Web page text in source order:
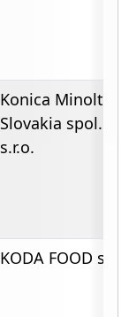
Konica Minolta
Slovakia spol.
s.r.o.
KODA FOOD s.r.o